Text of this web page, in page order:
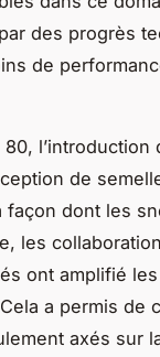
des progrès
de
l’introduction
de
façon dont les
les
ont amplifié
a permis de
axés sur